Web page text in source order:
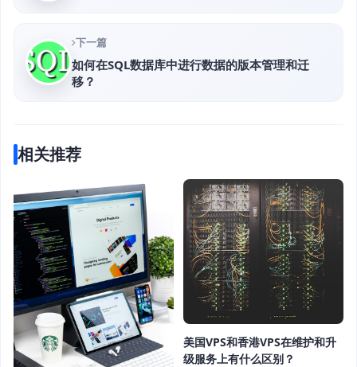
下一篇
如何在SQL数据库中进行数据的版本管理和迁
移？
相关推荐
美国VPS和香港VPS在维护和升
级服务上有什么区别？